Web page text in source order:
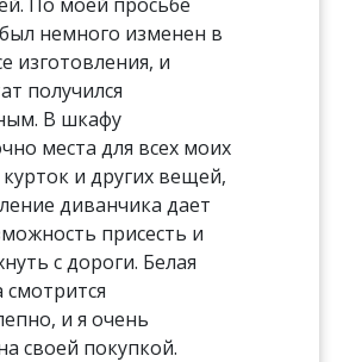
немного изменен в
изготовления, и
получился
В шкафу
места для всех моих
и других вещей,
диванчика дает
присесть и
с дороги. Белая
смотрится
и я очень
своей покупкой.